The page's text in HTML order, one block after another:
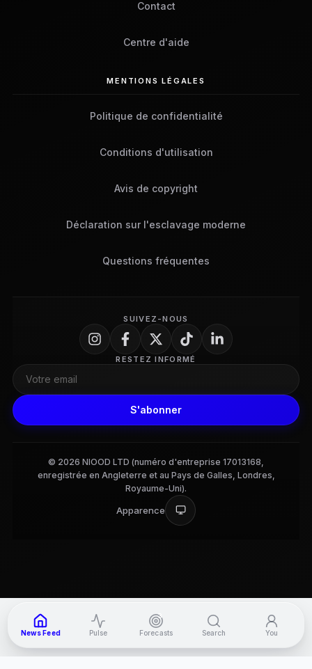
Contact
Centre d'aide
MENTIONS LÉGALES
Politique de confidentialité
Conditions d'utilisation
Avis de copyright
Déclaration sur l'esclavage moderne
Questions fréquentes
SUIVEZ-NOUS
RESTEZ INFORMÉ
S'abonner
© 2026 NIOOD LTD (numéro d'entreprise 17013168,
enregistrée en Angleterre et au Pays de Galles, Londres,
Royaume-Uni).
Apparence
News Feed Pulse
3
Forecasts Search You